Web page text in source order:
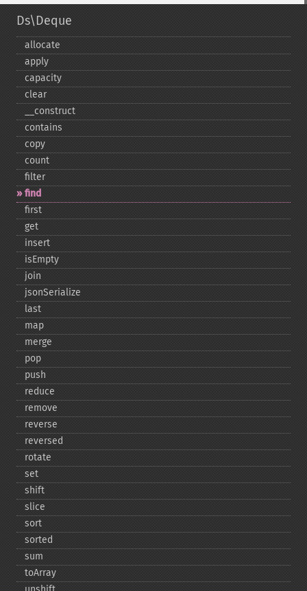
Ds\Deque
allocate
apply
capacity
clear
_​_​construct
contains
copy
count
filter
find
first
get
insert
isEmpty
join
jsonSerialize
last
map
merge
pop
push
reduce
remove
reverse
reversed
rotate
set
shift
slice
sort
sorted
sum
toArray